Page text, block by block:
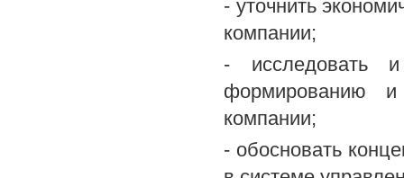
- уточнить
компании;
- исследовать и
формированию и
компании;
- обосновать